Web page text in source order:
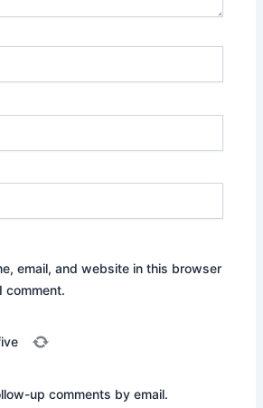
email, and website in this browser
comment.
up comments by email.